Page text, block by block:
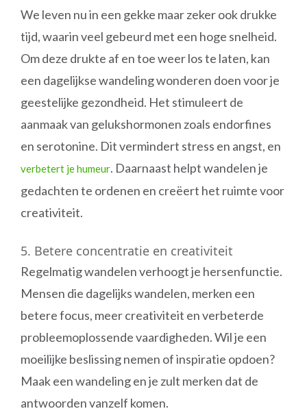
We leven nu in een gekke maar zeker ook drukke
tijd, waarin veel gebeurd met een hoge snelheid.
Om deze drukte af en toe weer los te laten, kan
een dagelijkse wandeling wonderen doen voor je
geestelijke gezondheid. Het stimuleert de
aanmaak van gelukshormonen zoals endorfines
en serotonine. Dit vermindert stress en angst, en
verbetert je humeur. Daarnaast helpt wandelen je
gedachten te ordenen en creëert het ruimte voor
creativiteit.
5. Betere concentratie en creativiteit
Regelmatig wandelen verhoogt je hersenfunctie.
Mensen die dagelijks wandelen, merken een
betere focus, meer creativiteit en verbeterde
probleemoplossende vaardigheden. Wil je een
moeilijke beslissing nemen of inspiratie opdoen?
Maak een wandeling en je zult merken dat de
antwoorden vanzelf komen.